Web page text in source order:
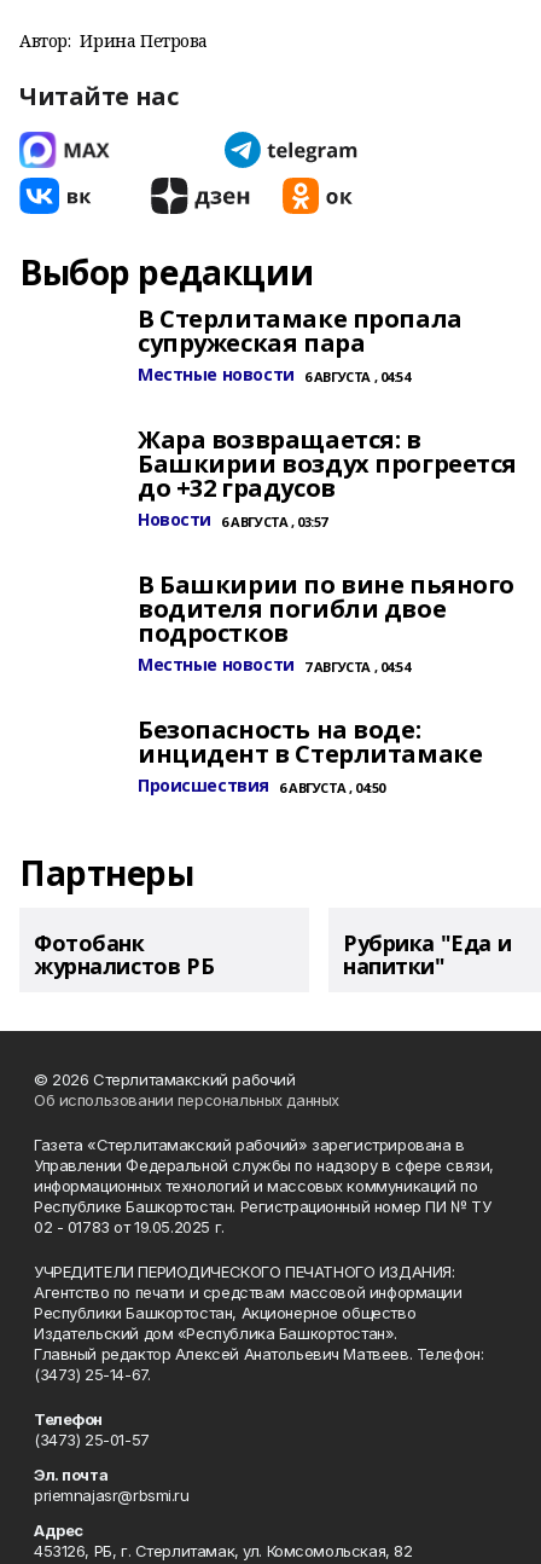
Автор: Ирина Петрова
Читайте нас
Выбор редакции
В Стерлитамаке пропала
супружеская пара
Местные новости 6 АВГУСТА , 04:54
Жара возвращается: в
Башкирии воздух прогреется
до +32 градусов
Новости 6 АВГУСТА , 03:57
В Башкирии по вине пьяного
водителя погибли двое
подростков
Местные новости 7 АВГУСТА , 04:54
Безопасность на воде:
инцидент в Стерлитамаке
Происшествия 6 АВГУСТА , 04:50
Партнеры
Фотобанк
журналистов РБ
Рубрика "Еда и
напитки"
© 2026 Стерлитамакский рабочий
Об использовании персональных данных
Газета «Стерлитамакский рабочий» зарегистрирована в
Управлении Федеральной службы по надзору в сфере связи,
информационных технологий и массовых коммуникаций по
Республике Башкортостан. Регистрационный номер ПИ № ТУ
02 - 01783 от 19.05.2025 г.
УЧРЕДИТЕЛИ ПЕРИОДИЧЕСКОГО ПЕЧАТНОГО ИЗДАНИЯ:
Агентство по печати и средствам массовой информации
Республики Башкортостан, Акционерное общество
Издательский дом «Республика Башкортостан».
Главный редактор Алексей Анатольевич Матвеев. Телефон:
(3473) 25-14-67.
Телефон
(3473) 25-01-57
Эл. почта
priemnajasr@rbsmi.ru
Адрес
453126, РБ, г. Стерлитамак, ул. Комсомольская, 82